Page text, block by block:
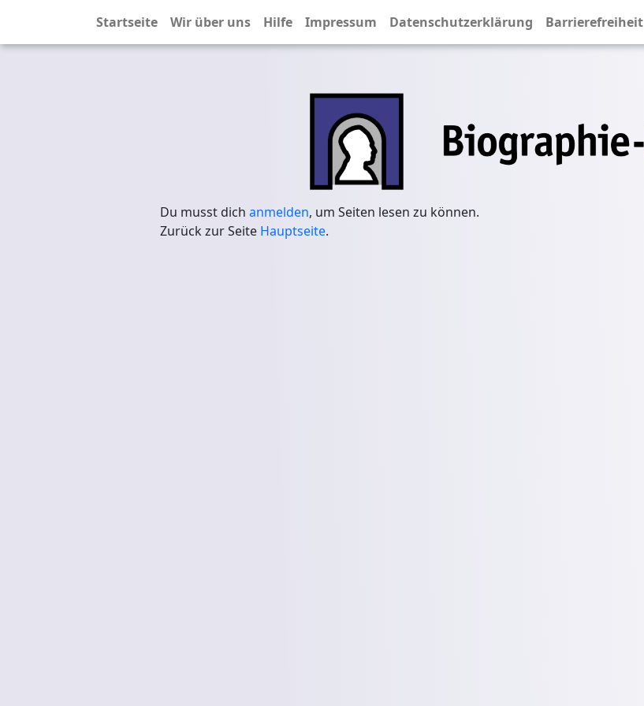
Startseite Wir über uns Hilfe Impressum Datenschutzerklärung Barrierefreiheit
Du musst dich anmelden, um Seiten lesen zu können.
Zurück zur Seite Hauptseite.